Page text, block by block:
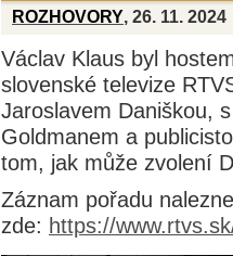
ROZHOVORY, 26. 11. 2024
Václav Klaus byl
slovenské televize
Jaroslavem Daniškou,
Goldmanem a
tom, jak může zvolení
Záznam pořadu
zde: https://